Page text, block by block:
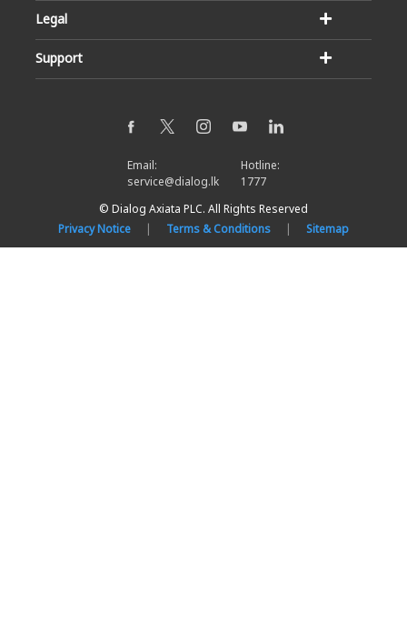
Legal
Support
Email:
service@dialog.lk
Hotline:
1777
© Dialog Axiata PLC. All Rights Reserved
Privacy Notice
Terms & Conditions Sitemap